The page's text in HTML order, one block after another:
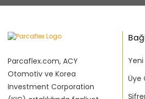
Parcaflex.com, ACY
Otomotiv ve Korea
Investment Corporation
Yeni
Üye